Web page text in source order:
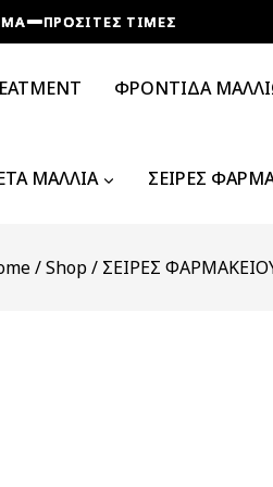
ΤΙΜΕΣ
ΤΙΜΕΣ
ΤΙΜΕΣ
ΤΙΜΕΣ
ΦΡΟΝΤΙΔΑ
ΜΑΛΛΙΑ ΣΕΙΡΕΣ
/ Shop / ΣΕΙΡΕΣ